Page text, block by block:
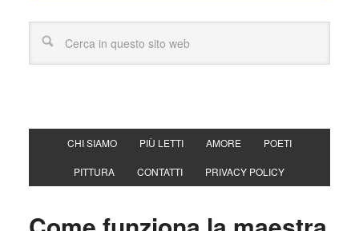
CHI SIAMO PIÙ LETTI AMORE POETI
PITTURA CONTATTI PRIVACY POLICY